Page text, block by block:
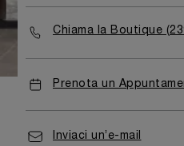
selezione di orologi in serie
Chiama la Boutique
Prenota un
Inviaci un’e-mail